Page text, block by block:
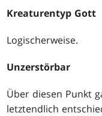
Kreaturentyp Gott
Logischerweise.
Unzerstörbar
Über diesen Punkt
letztendlich